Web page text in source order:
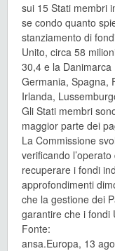
sui 15 Stati membri
se condo quanto
stanziamento di
Unito, circa 58
30,4 e la
Germania, Spagna,
Irlanda,
Gli Stati membri
maggior parte dei
La Commissione
verificando
recuperare i fondi
approfondimenti
che la gestione dei
garantire che i fondi
Fonte:
ansa.Europa, 13